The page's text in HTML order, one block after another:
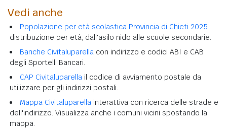
Vedi anche
Popolazione per età scolastica Provincia di Chieti 2025
distribuzione per età, dall'asilo nido alle scuole secondarie.
Banche Civitaluparella con indirizzo e codici ABI e CAB
degli Sportelli Bancari.
CAP Civitaluparella il codice di avviamento postale da
utilizzare per gli indirizzi postali.
Mappa Civitaluparella interattiva con ricerca delle strade e
dell'indirizzo. Visualizza anche i comuni vicini spostando la
mappa.